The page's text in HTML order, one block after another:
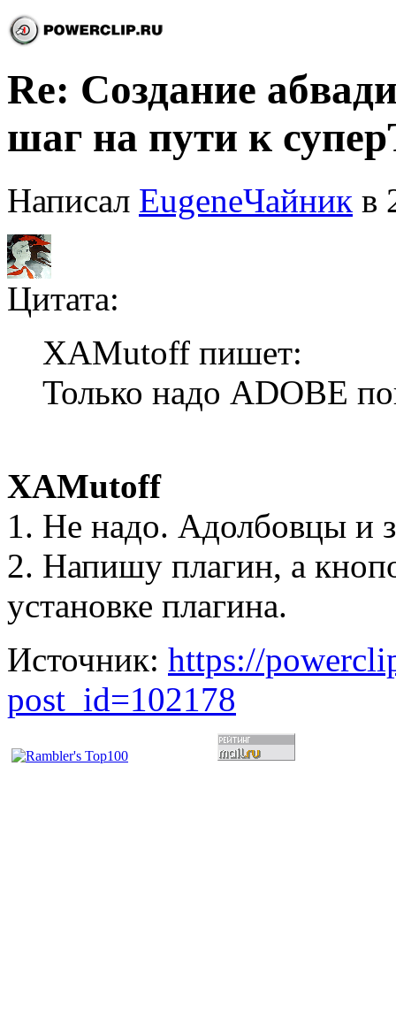
Re: Создание
шаг на пути к
Написал EugeneЧайник в
Цитата:
XAMutoff пишет:
Только надо ADOBE
XAMutoff
1. Не надо. Адолбовцы и
2. Напишу плагин, а
установке плагина.
Источник: https://
post_id=102178